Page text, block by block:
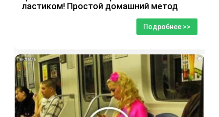
ластиком! Простой домашний метод
Подробнее >>
i